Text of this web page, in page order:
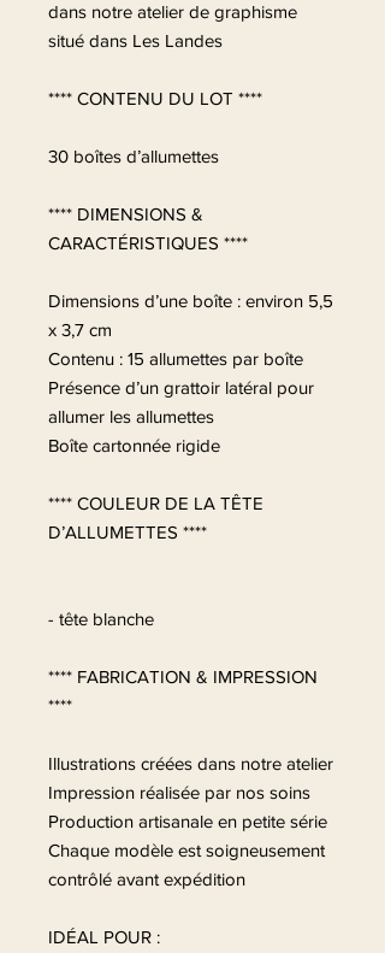
dans notre atelier de graphisme
situé dans Les Landes
**** CONTENU DU LOT ****
30 boîtes d’allumettes
**** DIMENSIONS &
CARACTÉRISTIQUES ****
Dimensions d’une boîte : environ 5,5
x 3,7 cm
Contenu : 15 allumettes par boîte
Présence d’un grattoir latéral pour
allumer les allumettes
Boîte cartonnée rigide
**** COULEUR DE LA TÊTE
D’ALLUMETTES ****
- tête blanche
**** FABRICATION & IMPRESSION
****
Illustrations créées dans notre atelier
Impression réalisée par nos soins
Production artisanale en petite série
Chaque modèle est soigneusement
contrôlé avant expédition
IDÉAL POUR :